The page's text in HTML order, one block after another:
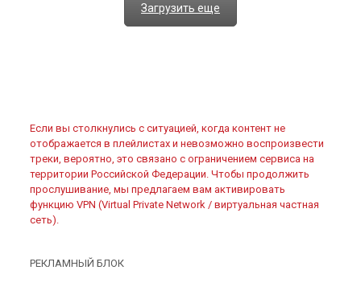
Загрузить еще
Если вы столкнулись с ситуацией, когда контент не
отображается в плейлистах и невозможно воспроизвести
треки, вероятно, это связано с ограничением сервиса на
территории Российской Федерации. Чтобы продолжить
прослушивание, мы предлагаем вам активировать
функцию VPN (Virtual Private Network / виртуальная частная
сеть).
РЕКЛАМНЫЙ БЛОК